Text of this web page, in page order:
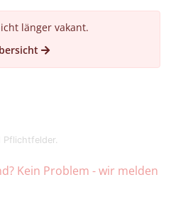
länger vakant.
Pflichtfelder.
Kein Problem - wir melden